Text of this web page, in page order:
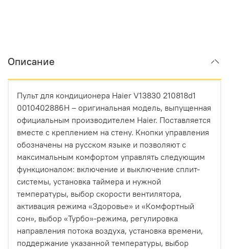
Описание
Пульт для кондиционера Haier V13830 210818d1
0010402886H – оригинальная модель, выпущенная
официальным производителем Haier. Поставляется
вместе с креплением на стену. Кнопки управления
обозначены на русском языке и позволяют с
максимальным комфортом управлять следующим
функционалом: включение и выключение сплит-
системы, установка таймера и нужной
температуры, выбор скорости вентилятора,
активация режима «Здоровье» и «Комфортный
сон», выбор «Турбо»-режима, регулировка
направления потока воздуха, установка времени,
поддержание указанной температуры, выбор